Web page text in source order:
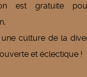
est gratuite
culture de la
et éclectique !